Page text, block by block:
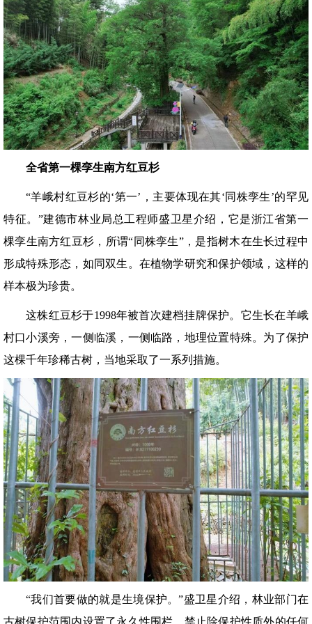
全省第一棵孪生南方红豆杉
“羊峨村红豆杉的‘第一’，主要体现在其‘同株孪生’的罕见
特征。”建德市林业局总工程师盛卫星介绍，它是浙江省第一
棵孪生南方红豆杉，所谓“同株孪生”，是指树木在生长过程中
形成特殊形态，如同双生。在植物学研究和保护领域，这样的
样本极为珍贵。
这株红豆杉于1998年被首次建档挂牌保护。它生长在羊峨
村口小溪旁，一侧临溪，一侧临路，地理位置特殊。为了保护
这棵千年珍稀古树，当地采取了一系列措施。
“我们首要做的就是生境保护。”盛卫星介绍，林业部门在